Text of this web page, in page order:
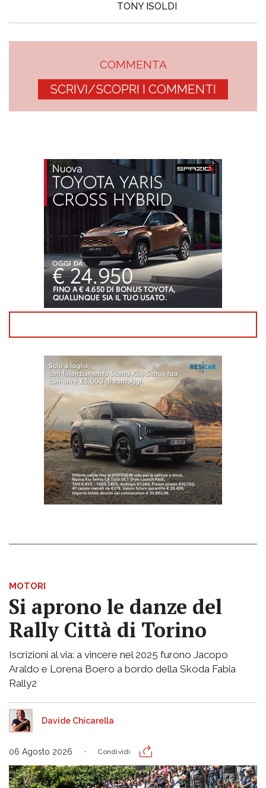
TONY ISOLDI
COMMENTA
SCRIVI/SCOPRI I COMMENTI
MOTORI
Si aprono le danze del
Rally Città di Torino
Iscrizioni al via: a vincere nel 2025 furono Jacopo
Araldo e Lorena Boero a bordo della Skoda Fabia
Rally2
Davide Chicarella
06 Agosto 2026 Condividi